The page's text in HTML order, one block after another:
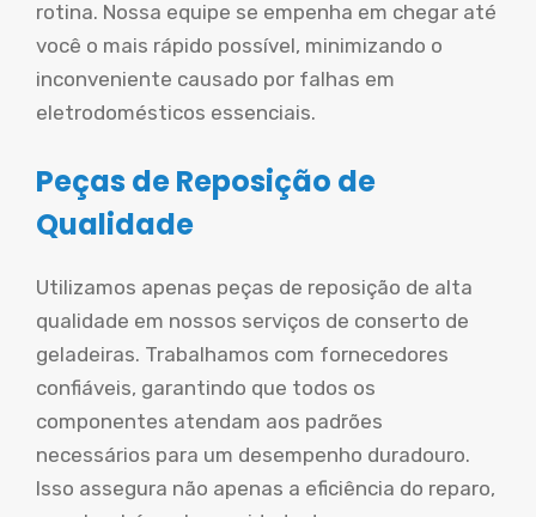
rotina. Nossa equipe se empenha em chegar até
você o mais rápido possível, minimizando o
inconveniente causado por falhas em
eletrodomésticos essenciais.
Peças de Reposição de
Qualidade
Utilizamos apenas peças de reposição de alta
qualidade em nossos serviços de conserto de
geladeiras. Trabalhamos com fornecedores
confiáveis, garantindo que todos os
componentes atendam aos padrões
necessários para um desempenho duradouro.
Isso assegura não apenas a eficiência do reparo,